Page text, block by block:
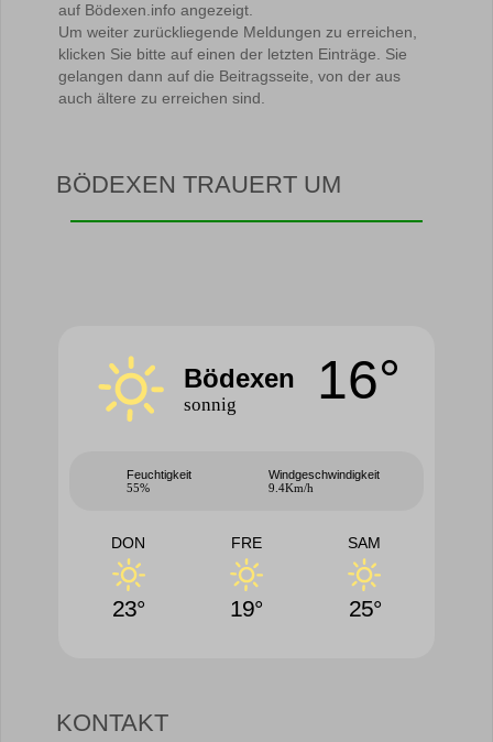
auf Bödexen.info angezeigt.
Um weiter zurückliegende Meldungen zu erreichen,
klicken Sie bitte auf einen der letzten Einträge. Sie
gelangen dann auf die Beitragsseite, von der aus
auch ältere zu erreichen sind.
BÖDEXEN TRAUERT UM
Bödexen
sonnig 16°
Feuchtigkeit
55%
Windgeschwindigkeit
9.4Km/h
DON
23°
FRE
19°
SAM
25°
KONTAKT